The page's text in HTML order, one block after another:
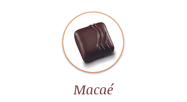
Macaé